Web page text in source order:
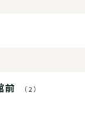
前 （2）